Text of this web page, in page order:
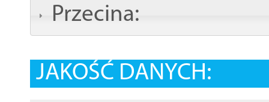
Przecina:
JAKOŚĆ DANYCH: